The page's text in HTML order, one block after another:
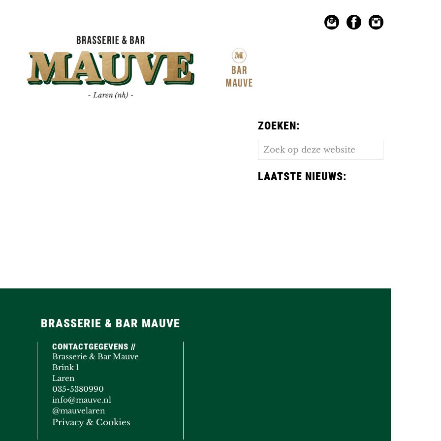
ZOEKEN:
Zoek
op
deze
website
LAATSTE NIEUWS:
BRASSERIE & BAR MAUVE
CONTACTGEGEVENS //
Brasserie & Bar Mauve
Brink 1
Laren
035-5380990
info@mauve.nl
@mauvelaren
Privacy & Cookies